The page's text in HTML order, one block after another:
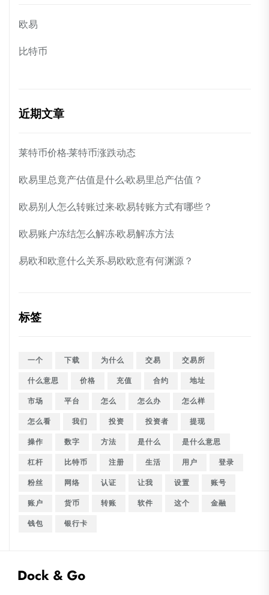
欧易
比特币
近期文章
莱特币价格-莱特币涨跌动态
欧易里总竟产估值是什么-欧易里总产估值？
欧易别人怎么转账过来-欧易转账方式有哪些？
欧易账户冻结怎么解冻-欧易解冻方法
易欧和欧意什么关系-易欧欧意有何渊源？
标签
一个 下载 为什么 交易
交易所
什么意思
价格 充值 合约
地址
市场
平台 怎么 怎么办
怎么样
怎么看
我们 投资 投资者
提现
操作
数字 方法 是什么
是什么意思
杠杆
比特币 注册 生活 用户
登录
粉丝
网络 认证 让我 设置
账号
账户
货币 转账 软件 这个
金融
钱包
银行卡